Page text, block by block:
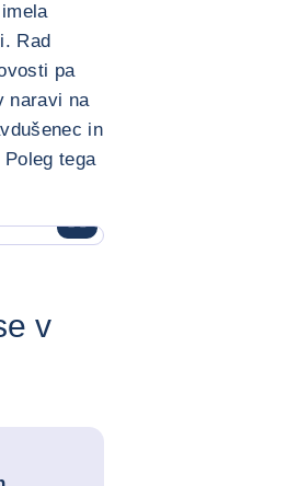
Rad
pa
naravi na
in
tega
v